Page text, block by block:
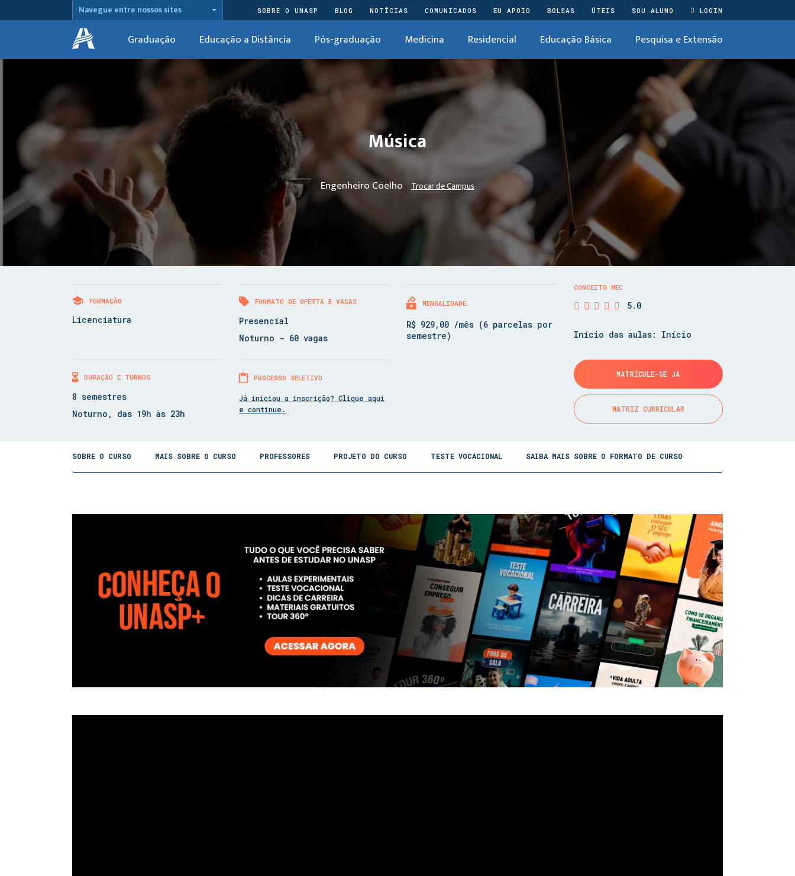
Navegue entre nossos sites SOBRE O UNASP BLOG NOTÍCIAS COMUNICADOS EU APOIO BOLSAS ÚTEIS SOU ALUNO LOGIN
Graduação Educação a Distância Pós-graduação Medicina Residencial Educação Básica Pesquisa e Extensão
Música
Engenheiro Coelho Trocar de Campus
FORMAÇÃO
Licenciatura
FORMATO DE OFERTA E VAGAS
Presencial
Noturno - 60 vagas
MENSALIDADE
R$ 929,00 /mês (6 parcelas por
semestre)
DURAÇÃO E TURNOS
8 semestres
Noturno, das 19h às 23h
PROCESSO SELETIVO
Já iniciou a inscrição? Clique aqui
e continue.
CONCEITO MEC
5.0
Início das aulas: Início
MATRICULE-SE JÁ
MATRIZ CURRICULAR
SOBRE O CURSO MAIS SOBRE O CURSO PROFESSORES PROJETO DO CURSO TESTE VOCACIONAL SAIBA MAIS SOBRE O FORMATO DE CURSO